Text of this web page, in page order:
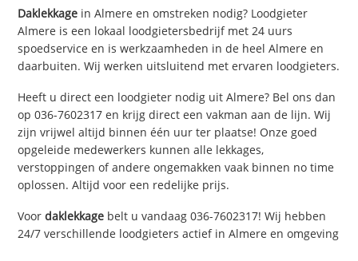
Daklekkage in Almere en omstreken nodig? Loodgieter
Almere is een lokaal loodgietersbedrijf met 24 uurs
spoedservice en is werkzaamheden in de heel Almere en
daarbuiten. Wij werken uitsluitend met ervaren loodgieters.
Heeft u direct een loodgieter nodig uit Almere? Bel ons dan
op 036-7602317 en krijg direct een vakman aan de lijn. Wij
zijn vrijwel altijd binnen één uur ter plaatse! Onze goed
opgeleide medewerkers kunnen alle lekkages,
verstoppingen of andere ongemakken vaak binnen no time
oplossen. Altijd voor een redelijke prijs.
Voordaklekkage belt u vandaag 036-7602317! Wij hebben
24/7 verschillende loodgieters actief in Almere en omgeving